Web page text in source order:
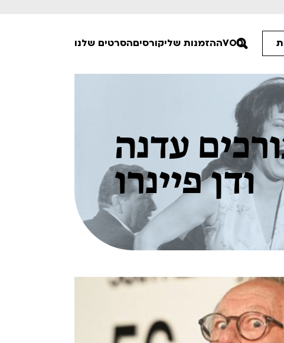
הסרטים שלנו
סרט פלוס
Lobby Kids
לפי ימים
טרנטינו
Details
קורסיםההזמנות שליVOD
// עורכים עדנה
ודן פיינרו